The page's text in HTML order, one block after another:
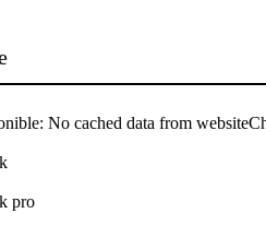
No cached data from
pro